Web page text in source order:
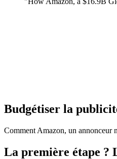
Budgétiser la
Comment Amazon, un annonceur
La première étape ?